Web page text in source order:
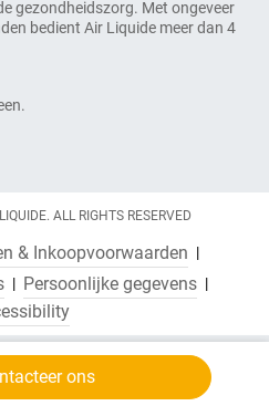
ons
gezondheidszorg. Met ongeveer
bedient Air Liquide meer dan 4
ALL RIGHTS RESERVED
& Inkoopvoorwaarden
Persoonlijke gegevens